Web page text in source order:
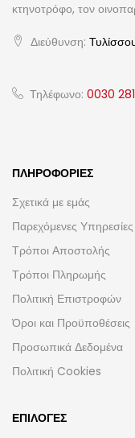
κτηνοτρόφο, τον
Διεύθυνση:
Τηλέφωνο: 0030
ΠΛΗΡΟΦΟΡΊΕΣ
Σχετικά με εμάς
Παρεχόμενες Υπηρεσίες
Τρόποι Αποστολής
Τρόποι Πληρωμής
Πολιτική Επιστροφών
Όροι και Προϋποθέσεις
Προσωπικά Δεδομένα
Πολιτική Cookies
ΕΠΙΛΟΓΈΣ